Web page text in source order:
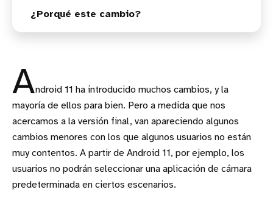
¿Porqué este cambio?
Android 11 ha introducido muchos cambios, y la
mayoría de ellos para bien. Pero a medida que nos
acercamos a la versión final, van apareciendo algunos
cambios menores con los que algunos usuarios no están
muy contentos. A partir de Android 11, por ejemplo, los
usuarios no podrán seleccionar una aplicación de cámara
predeterminada en ciertos escenarios.